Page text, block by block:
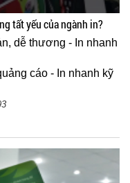
tất yếu của ngành in?
dễ thương - In nhanh
cáo - In nhanh kỹ